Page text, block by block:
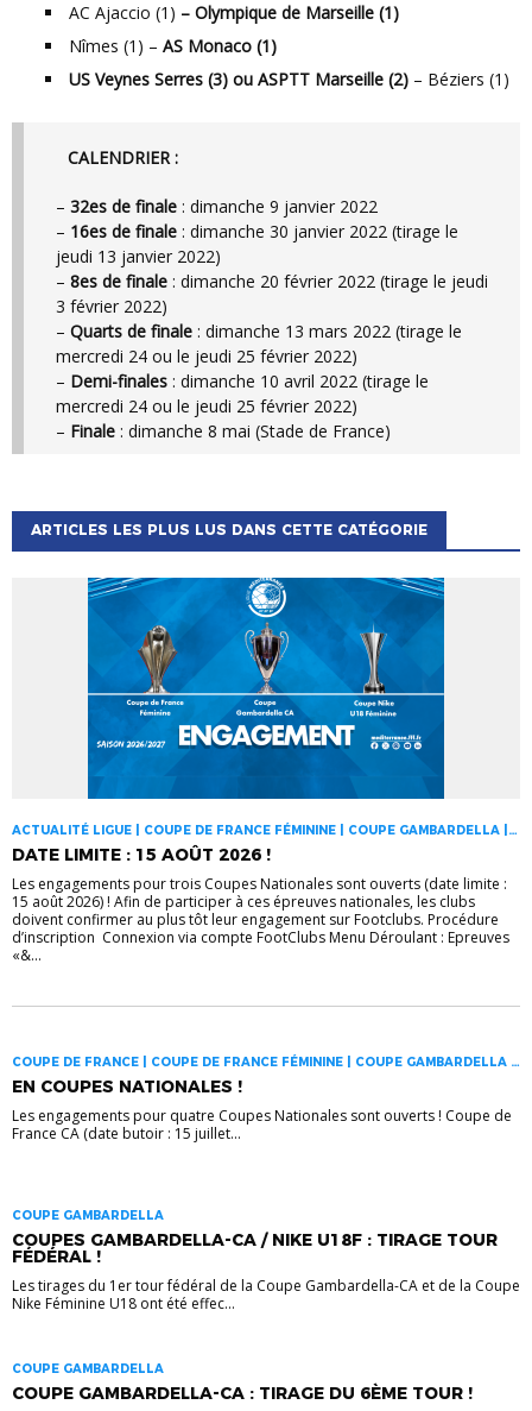
AC Ajaccio (1) – Olympique de Marseille (1)
Nîmes (1) – AS Monaco (1)
US Veynes Serres (3) ou ASPTT Marseille (2) – Béziers (1)
CALENDRIER :
32es de finale : dimanche 9 janvier 2022
– 16es de finale : dimanche 30 janvier 2022 (tirage le
jeudi 13 janvier 2022)
– 8es de finale : dimanche 20 février 2022 (tirage le jeudi
3 février 2022)
– Quarts de finale : dimanche 13 mars 2022 (tirage le
mercredi 24 ou le jeudi 25 février 2022)
– Demi-finales : dimanche 10 avril 2022 (tirage le
mercredi 24 ou le jeudi 25 février 2022)
– Finale : dimanche 8 mai (Stade de France)
ARTICLES LES PLUS LUS DANS CETTE CATÉGORIE
ACTUALITÉ LIGUE | COUPE DE FRANCE FÉMININE | COUPE GAMBARDELLA |
COUPES NATIONALES
DATE LIMITE : 15 AOÛT 2026 !
Les engagements pour trois Coupes Nationales sont ouverts (date limite :
15 août 2026) ! Afin de participer à ces épreuves nationales, les clubs
doivent confirmer au plus tôt leur engagement sur Footclubs. Procédure
d’inscription Connexion via compte FootClubs Menu Déroulant : Epreuves
«&...
COUPE DE FRANCE | COUPE DE FRANCE FÉMININE | COUPE GAMBARDELLA |
COUPES NATIONALES
EN COUPES NATIONALES !
Les engagements pour quatre Coupes Nationales sont ouverts ! Coupe de
France CA (date butoir : 15 juillet...
COUPE GAMBARDELLA
COUPES GAMBARDELLA-CA / NIKE U18F : TIRAGE TOUR
FÉDÉRAL !
Les tirages du 1er tour fédéral de la Coupe Gambardella-CA et de la Coupe
Nike Féminine U18 ont été effec...
COUPE GAMBARDELLA
COUPE GAMBARDELLA-CA : TIRAGE DU 6ÈME TOUR !